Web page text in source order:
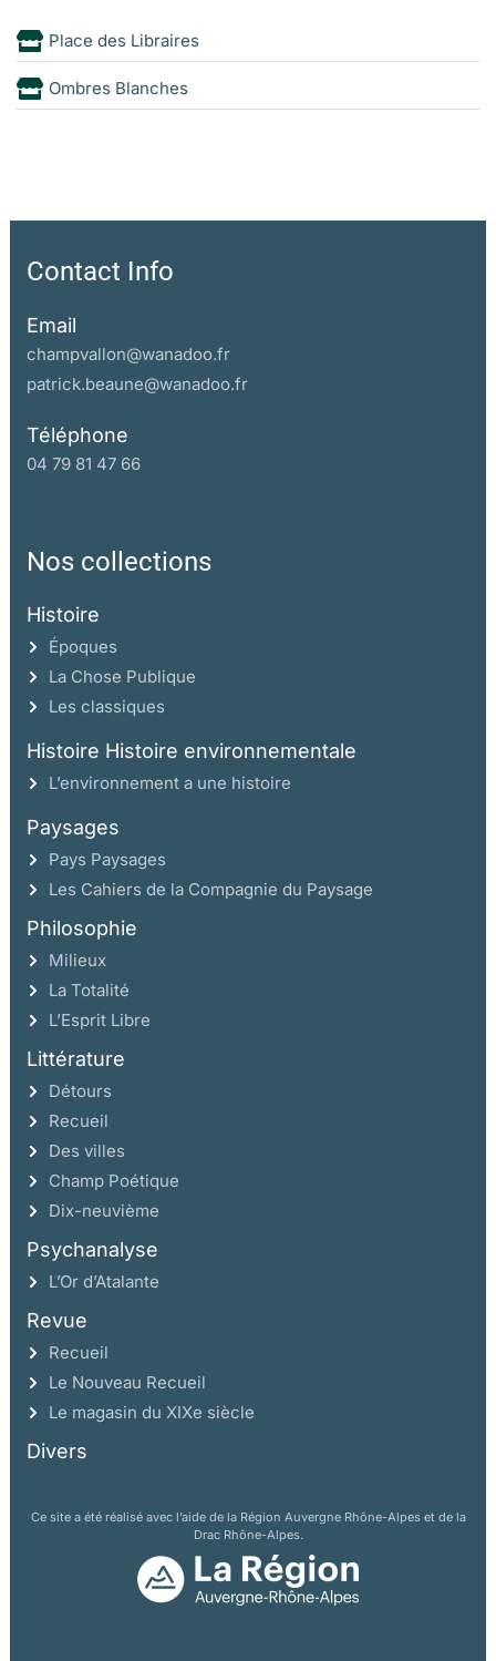
Place des Libraires
Ombres Blanches
Contact Info
Email
champvallon@wanadoo.fr
patrick.beaune@wanadoo.fr
Téléphone
04 79 81 47 66
Nos collections
Histoire
Époques
La Chose Publique
Les classiques
Histoire Histoire environnementale
L’environnement a une histoire
Paysages
Pays Paysages
Les Cahiers de la Compagnie du Paysage
Philosophie
Milieux
La Totalité
L’Esprit Libre
Littérature
Détours
Recueil
Des villes
Champ Poétique
Dix-neuvième
Psychanalyse
L’Or d’Atalante
Revue
Recueil
Le Nouveau Recueil
Le magasin du XIXe siècle
Divers
Ce site a été réalisé avec l’aide de la Région Auvergne Rhône-Alpes et de la
Drac Rhône-Alpes.